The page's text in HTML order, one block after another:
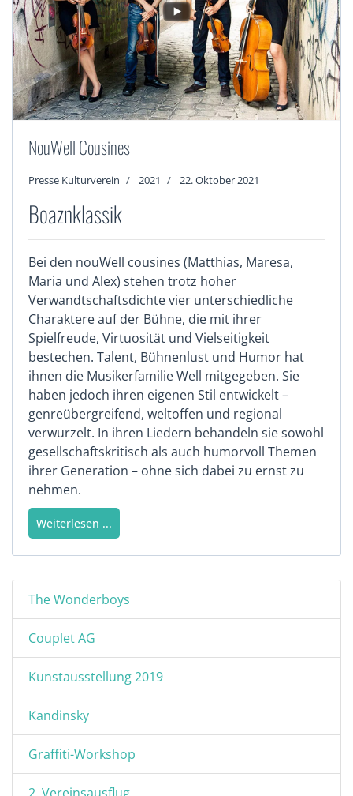
NouWell Cousines
Presse Kulturverein 2021 22. Oktober 2021
Boaznklassik
Bei den nouWell cousines (Matthias, Maresa,
Maria und Alex) stehen trotz hoher
Verwandtschaftsdichte vier unterschiedliche
Charaktere auf der Bühne, die mit ihrer
Spielfreude, Virtuosität und Vielseitigkeit
bestechen. Talent, Bühnenlust und Humor hat
ihnen die Musikerfamilie Well mitgegeben. Sie
haben jedoch ihren eigenen Stil entwickelt –
genreübergreifend, weltoffen und regional
verwurzelt. In ihren Liedern behandeln sie sowohl
gesellschaftskritisch als auch humorvoll Themen
ihrer Generation – ohne sich dabei zu ernst zu
nehmen.
Weiterlesen ...
The Wonderboys
Couplet AG
Kunstausstellung 2019
Kandinsky
Graffiti-Workshop